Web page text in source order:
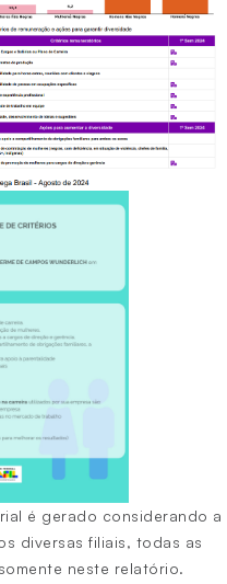
é gerado considerando a
diversas filiais, todas as
neste relatório.